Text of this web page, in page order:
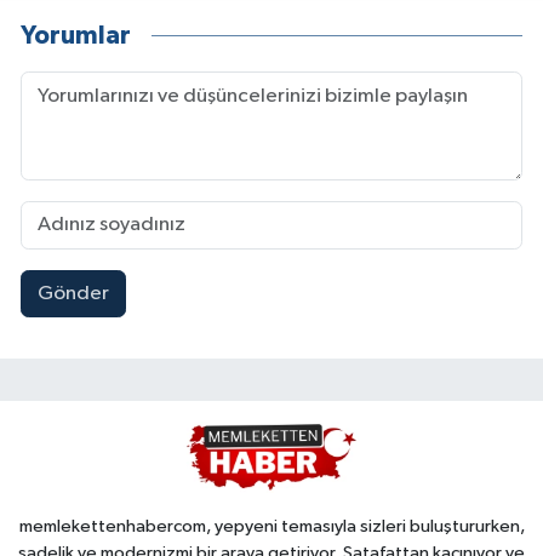
Yorumlar
Gönder
memlekettenhabercom, yepyeni temasıyla sizleri buluştururken,
sadelik ve modernizmi bir araya getiriyor. Şatafattan kaçınıyor ve